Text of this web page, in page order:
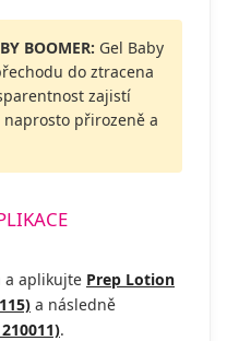
BOOMER: Gel Baby
do ztracena
zajistí
přirozeně a
a aplikujte Prep Lotion
a následně
.